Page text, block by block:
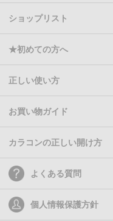
ショップリスト
★初めての方へ
正しい使い方
お買い物ガイド
カラコンの正しい開け方
よくある質問
個人情報保護方針